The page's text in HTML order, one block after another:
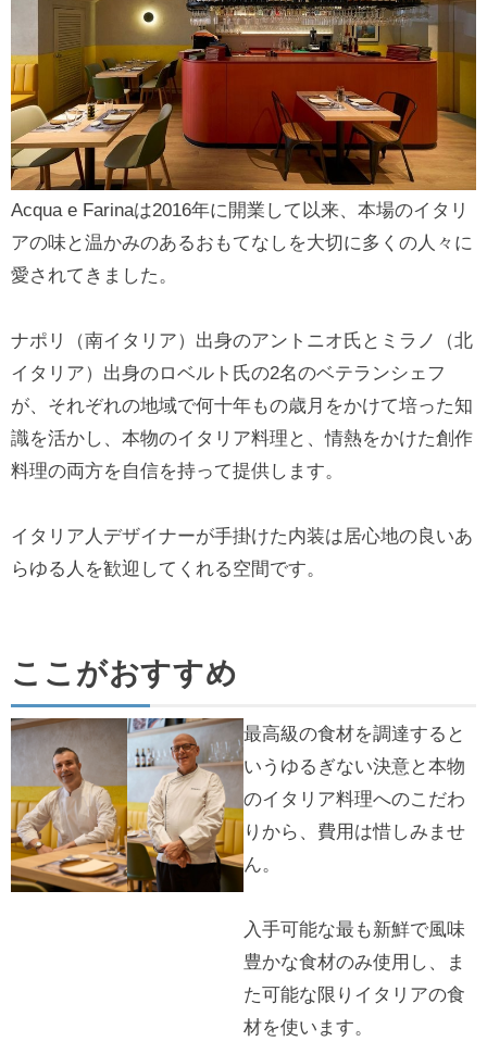
Acqua e Farinaは2016年に開業して以来、本場のイタリ
アの味と温かみのあるおもてなしを大切に多くの人々に
愛されてきました。
ナポリ（南イタリア）出身のアントニオ氏とミラノ（北
イタリア）出身のロベルト氏の2名のベテランシェフ
が、それぞれの地域で何十年もの歳月をかけて培った知
識を活かし、本物のイタリア料理と、情熱をかけた創作
料理の両方を自信を持って提供します。
イタリア人デザイナーが手掛けた内装は居心地の良いあ
らゆる人を歓迎してくれる空間です。
ここがおすすめ
最高級の食材を調達すると
いうゆるぎない決意と本物
のイタリア料理へのこだわ
りから、費用は惜しみませ
ん。
入手可能な最も新鮮で風味
豊かな食材のみ使用し、ま
た可能な限りイタリアの食
材を使います。